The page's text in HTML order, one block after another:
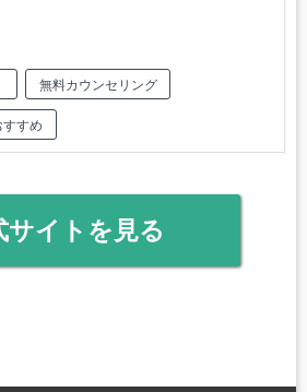
無料カウンセリング
すすめ
サイトを見る